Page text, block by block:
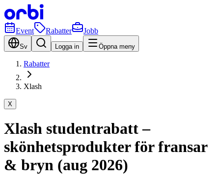
Event Rabatter Jobb
Sv Logga in Öppna meny
Rabatter
Xlash
X
Xlash studentrabatt –
skönhetsprodukter för fransar
& bryn (aug 2026)